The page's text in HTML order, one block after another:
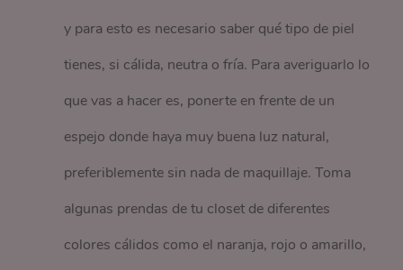
y para esto es necesario saber qué tipo de piel
tienes, si cálida, neutra o fría. Para averiguarlo lo
que vas a hacer es, ponerte en frente de un
espejo donde haya muy buena luz natural,
preferiblemente sin nada de maquillaje. Toma
algunas prendas de tu closet de diferentes
colores cálidos como el naranja, rojo o amarillo,